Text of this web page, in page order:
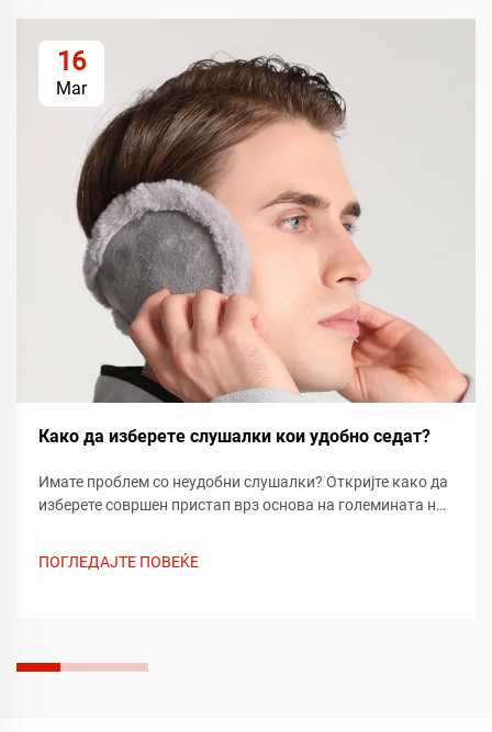
16
Mar
Како да изберете слушалки кои удобно седат?
Имате проблем со неудобни слушалки? Откријте како да
изберете совршен пристап врз основа на големината на
удобност цел ден. Дознајте повеќе веднаш.
ПОГЛЕДАЈТЕ ПОВЕЌЕ